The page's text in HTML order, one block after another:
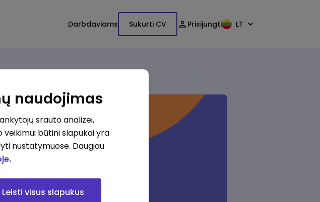
Darbdaviams Sukurti CV Prisijungti LT
naudojimas
srauto analizei,
veikimui būtini slapukai yra
nustatymuose. Daugiau
Leisti visus slapukus